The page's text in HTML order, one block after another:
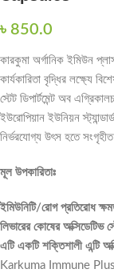
৳ 850.0
কারকুমা অর্গানিক ইমিউন
কার্যকারিতা বৃদ্ধির লক্ষ্যে
স্টেট ডিপার্টমেন্ট অব
ইউরোপিয়ান ইউনিয়ন
নির্ভরযোগ্য উৎস হতে
মূল উপকারিতাঃ
ইমিউনিটি/রোগ প্রতিরোধ
লিভারের কোষের অক্সিডেটিভ
এটি একটি শক্তিশালী এন্টি
Karkuma Immune Plus এর